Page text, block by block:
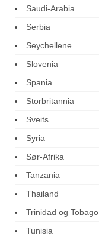
Saudi-Arabia
Serbia
Seychellene
Slovenia
Spania
Storbritannia
Sveits
Syria
Sør-Afrika
Tanzania
Thailand
Trinidad og Tobago
Tunisia